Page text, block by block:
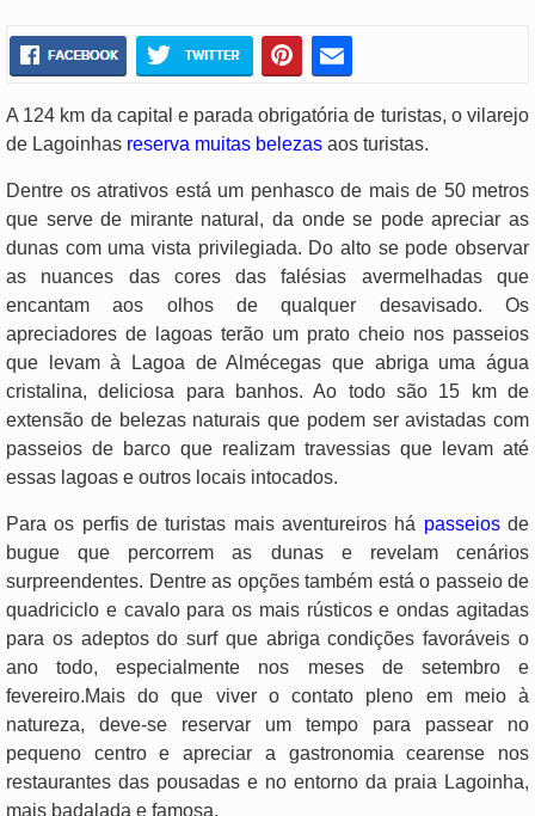
A 124 km da capital e parada obrigatória de turistas, o vilarejo
de Lagoinhas reserva muitas belezas aos turistas.
Dentre os atrativos está um penhasco de mais de 50 metros
que serve de mirante natural, da onde se pode apreciar as
dunas com uma vista privilegiada. Do alto se pode observar
as nuances das cores das falésias avermelhadas que
encantam aos olhos de qualquer desavisado. Os
apreciadores de lagoas terão um prato cheio nos passeios
que levam à Lagoa de Almécegas que abriga uma água
cristalina, deliciosa para banhos. Ao todo são 15 km de
extensão de belezas naturais que podem ser avistadas com
passeios de barco que realizam travessias que levam até
essas lagoas e outros locais intocados.
Para os perfis de turistas mais aventureiros há passeiosde
bugue que percorrem as dunas e revelam cenários
surpreendentes. Dentre as opções também está o passeio de
quadriciclo e cavalo para os mais rústicos e ondas agitadas
para os adeptos do surf que abriga condições favoráveis o
ano todo, especialmente nos meses de setembro e
fevereiro.Mais do que viver o contato pleno em meio à
natureza, deve-se reservar um tempo para passear no
pequeno centro e apreciar a gastronomia cearense nos
restaurantes das pousadas e no entorno da praia Lagoinha,
mais badalada e famosa.